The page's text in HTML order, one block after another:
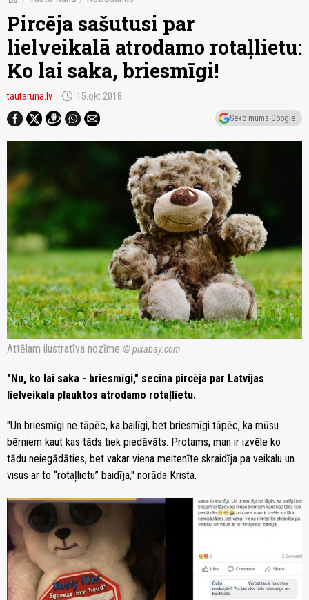
Pircēja sašutusi par
lielveikalā atrodamo rotaļlietu:
Ko lai saka, briesmīgi!
tautaruna.lv schedule 15.okt 2018
Seko mums Google
Attēlam ilustratīva nozīme © pixabay.com
"Nu, ko lai saka - briesmīgi," secina pircēja par Latvijas
lielveikala plauktos atrodamo rotaļlietu.
"Un briesmīgi ne tāpēc, ka bailīgi, bet briesmīgi tāpēc, ka mūsu
bērniem kaut kas tāds tiek piedāvāts. Protams, man ir izvēle ko
tādu neiegādāties, bet vakar viena meitenīte skraidīja pa veikalu un
visus ar to “rotaļlietu” baidīja," norāda Krista.